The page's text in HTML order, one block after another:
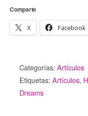
Comparte
X Facebook
Categorías: Artículos
Etiquetas: Artículos,
Dreams